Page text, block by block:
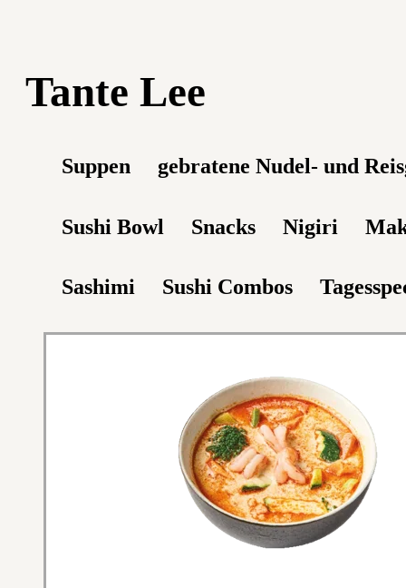
Tante Lee
Suppen gebratene Nudel- und
Sushi Bowl Snacks Nigiri
Sashimi Sushi Combos